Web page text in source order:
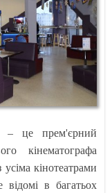
– це прем'єрний
кінематографа
кінотеатрами
в багатьох